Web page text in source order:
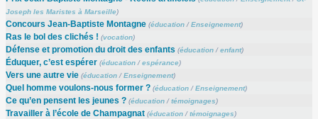
Joseph les Maristes à Marseille)
Concours Jean-Baptiste Montagne (éducation/Enseignement)
Ras le bol des clichés ! (vocation)
Défense et promotion du droit des enfants (éducation/enfant)
Éduquer, c’est espérer (éducation/espérance)
Vers une autre vie (éducation/Enseignement)
Quel homme voulons-nous former ? (éducation/Enseignement)
Ce qu’en pensent les jeunes ? (éducation/témoignages)
Travailler à l’école de Champagnat (éducation/témoignages)